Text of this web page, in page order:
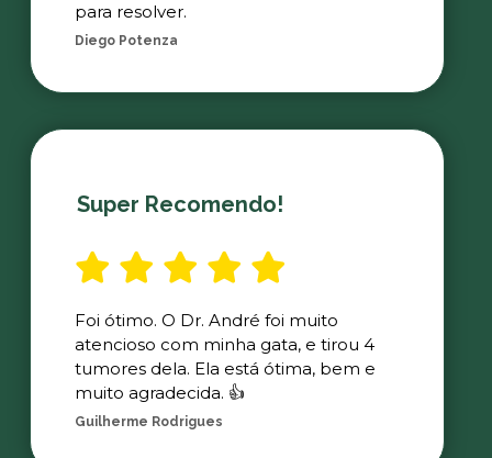
para resolver.
Diego Potenza
Super Recomendo!
Foi ótimo. O Dr. André foi muito
atencioso com minha gata, e tirou 4
tumores dela. Ela está ótima, bem e
muito agradecida. 👍
Guilherme Rodrigues